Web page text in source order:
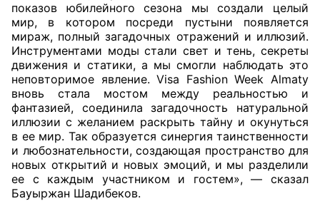
показов юбилейного сезона мы создали целый
мир, в котором посреди пустыни появляется
мираж, полный загадочных отражений и иллюзий.
Инструментами моды стали свет и тень, секреты
движения и статики, а мы смогли наблюдать это
неповторимое явление. Visa Fashion Week Almaty
вновь стала мостом между реальностью и
фантазией, соединила загадочность натуральной
иллюзии с желанием раскрыть тайну и окунуться
в ее мир. Так образуется синергия таинственности
и любознательности, создающая пространство для
новых открытий и новых эмоций, и мы разделили
ее с каждым участником и гостем», — сказал
Бауыржан Шадибеков.